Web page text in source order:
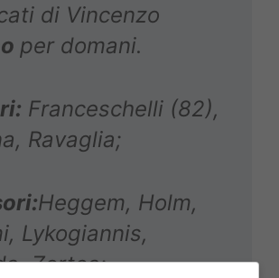
di Vincenzo
per domani.
Franceschelli (82),
Ravaglia;
Heggem, Holm,
Lykogiannis,
Zortea;